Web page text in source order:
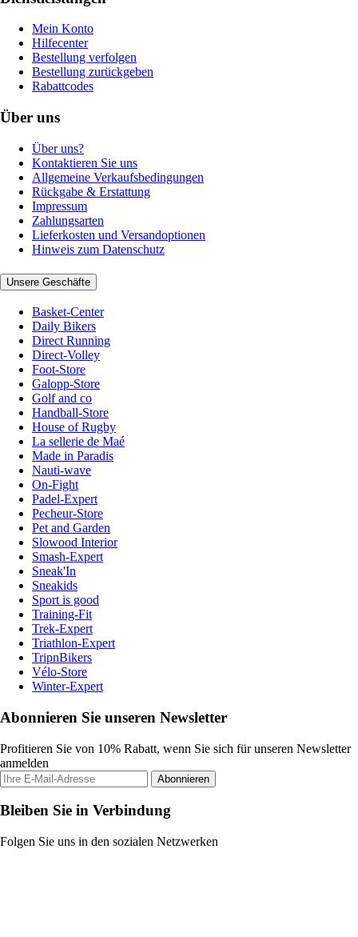
Mein Konto
Hilfecenter
Bestellung verfolgen
Bestellung zurückgeben
Rabattcodes
Über uns
Über uns?
Kontaktieren Sie uns
Allgemeine Verkaufsbedingungen
Rückgabe & Erstattung
Impressum
Zahlungsarten
Lieferkosten und Versandoptionen
Hinweis zum Datenschutz
Unsere Geschäfte
Basket-Center
Daily Bikers
Direct Running
Direct-Volley
Foot-Store
Galopp-Store
Golf and co
Handball-Store
House of Rugby
La sellerie de Maé
Made in Paradis
Nauti-wave
On-Fight
Padel-Expert
Pecheur-Store
Pet and Garden
Slowood Interior
Smash-Expert
Sneak'In
Sneakids
Sport is good
Training-Fit
Trek-Expert
Triathlon-Expert
TripnBikers
Vélo-Store
Winter-Expert
Abonnieren Sie unseren Newsletter
Profitieren Sie von 10% Rabatt, wenn Sie sich für unseren Newsletter
anmelden
Abonnieren
Bleiben Sie in Verbindung
Folgen Sie uns in den sozialen Netzwerken